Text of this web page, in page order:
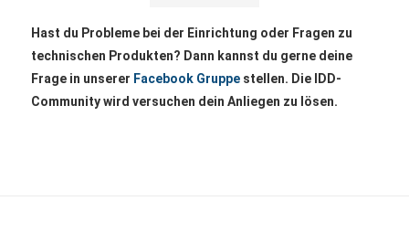
Hast du Probleme bei der Einrichtung oder Fragen zu
technischen Produkten? Dann kannst du gerne deine
Frage in unserer Facebook Gruppe stellen. Die IDD-
Community wird versuchen dein Anliegen zu lösen.